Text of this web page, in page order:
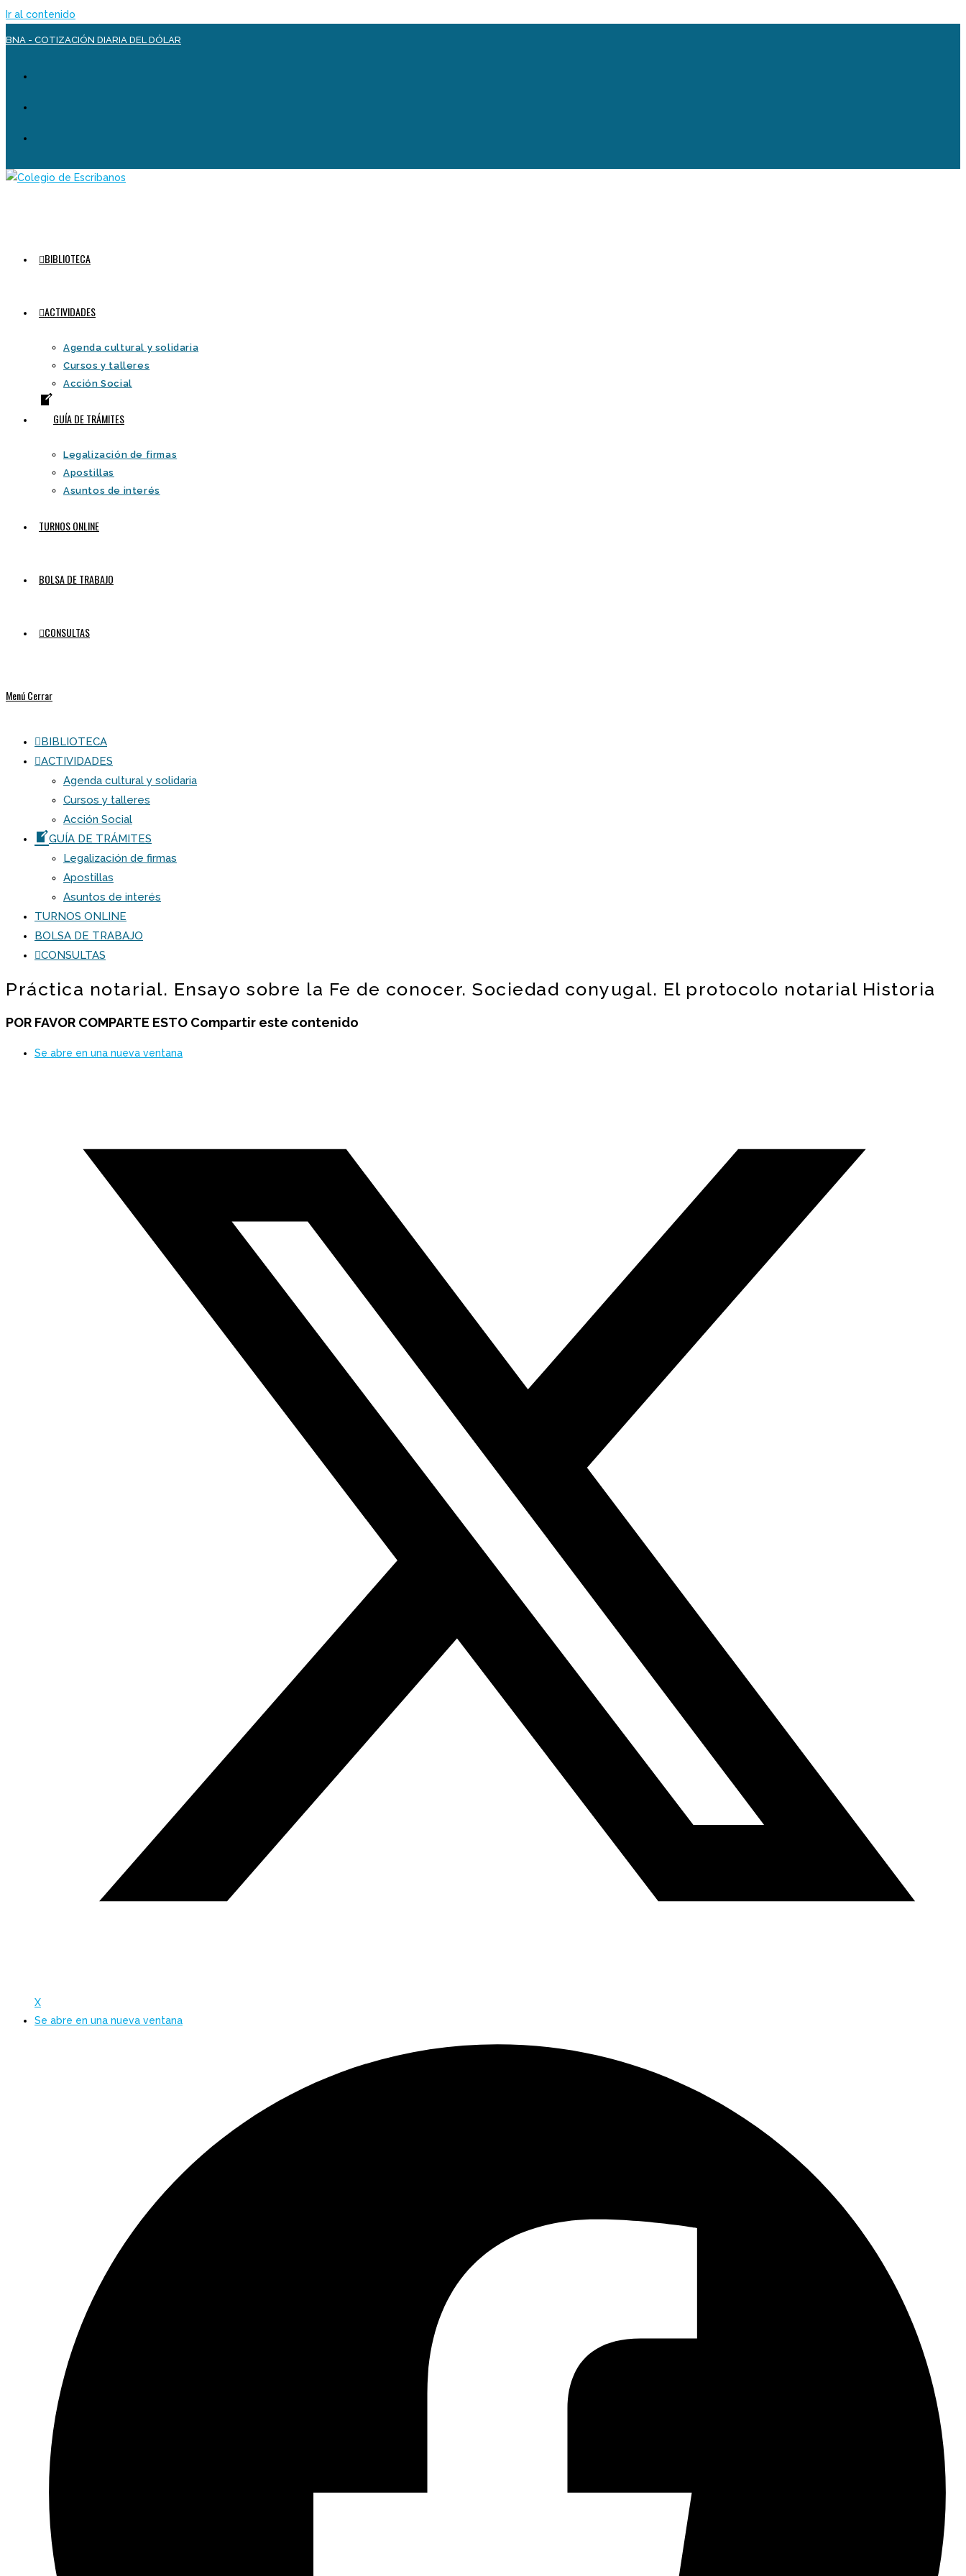
Ir al contenido
BNA - COTIZACIÓN DIARIA DEL DÓLAR
BIBLIOTECA
ACTIVIDADES
Agenda cultural y solidaria
Cursos y talleres
Acción Social
GUÍA DE TRÁMITES
Legalización de firmas
Apostillas
Asuntos de interés
TURNOS ONLINE
BOLSA DE TRABAJO
CONSULTAS
MenúCerrar
BIBLIOTECA
ACTIVIDADES
Agenda cultural y solidaria
Cursos y talleres
Acción Social
GUÍA DE TRÁMITES
Legalización de firmas
Apostillas
Asuntos de interés
TURNOS ONLINE
BOLSA DE TRABAJO
CONSULTAS
Práctica notarial. Ensayo sobre la Fe de conocer. Sociedad conyugal. El protocolo notarial Historia
POR FAVOR COMPARTE ESTO Compartir este contenido
Se abre en una nueva ventana
X
Se abre en una nueva ventana